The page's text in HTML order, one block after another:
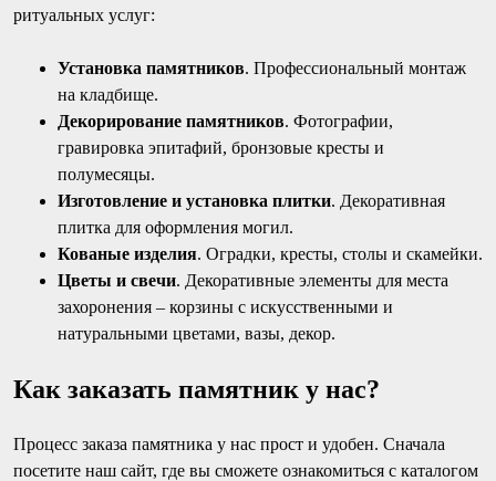
ритуальных услуг:
Установка памятников. Профессиональный монтаж
на кладбище.
Декорирование памятников. Фотографии,
гравировка эпитафий, бронзовые кресты и
полумесяцы.
Изготовление и установка плитки. Декоративная
плитка для оформления могил.
Кованые изделия. Оградки, кресты, столы и скамейки.
Цветы и свечи. Декоративные элементы для места
захоронения – корзины с искусственными и
натуральными цветами, вазы, декор.
Как заказать памятник у нас?
Процесс заказа памятника у нас прост и удобен. Сначала
посетите наш сайт, где вы сможете ознакомиться с каталогом